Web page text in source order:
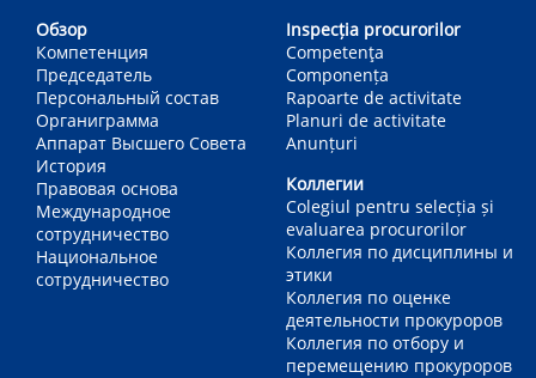
navigation
Обзор
Компетенция
Председатель
Персональный состав
Органиграмма
Аппарат Высшего Совета
История
Правовая основа
Международное
сотрудничество
Национальное
сотрудничество
Inspecția procurorilor
Competenţa
Componența
Rapoarte de activitate
Planuri de activitate
Anunțuri
Коллегии
Colegiul pentru selecția și
evaluarea procurorilor
Коллегия по дисциплины и
этики
Коллегия по оценке
деятельности прокуроров
Коллегия по отбору и
перемещению прокуроров